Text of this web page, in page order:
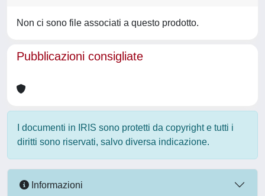
Non ci sono file associati a questo prodotto.
Pubblicazioni consigliate
I documenti in IRIS sono protetti da copyright e tutti i
diritti sono riservati, salvo diversa indicazione.
Informazioni